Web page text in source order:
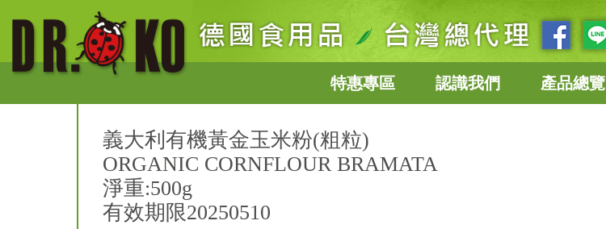
特惠專區 認識我們 產品總覽
義大利有機黃金玉米粉(粗粒)
ORGANIC CORNFLOUR BRAMATA
淨重:500g
有效期限20250510